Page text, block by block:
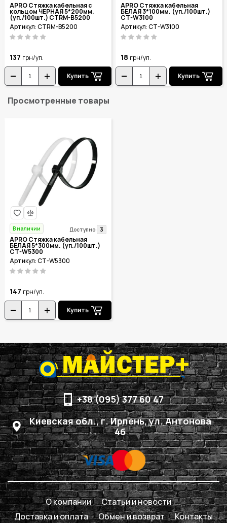
APRO Стяжка кабельная с
кольцом ЧЕРНАЯ 5*200мм.
(уп./100шт.) CTRM-B5200
Артикул: CTRM-B5200
137 грн/уп.
Купить
APRO Стяжка кабельная
БЕЛАЯ 3*100мм. (уп./100шт.)
CT-W3100
Артикул: CT-W3100
18 грн/уп.
Купить
Просмотренные товары
В наличии Доступно: 3
APRO Стяжка кабельная
БЕЛАЯ 5*300мм. (уп./100шт.)
CT-W5300
Артикул: CT-W5300
147 грн/уп.
Купить
+38 (095) 377 60 47
Киевская обл., г. Ирпень, ул. Антонова
4б
О компании
Статьи и новости
Доставка и оплата
Обмен и возврат Контакты